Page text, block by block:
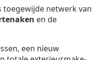
toegewijde netwerk van
en de
een nieuw